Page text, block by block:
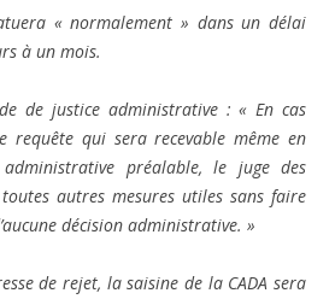
« normalement » dans un délai
à un mois.
de justice administrative :« En cas
requête qui sera recevable même en
administrative préalable, le juge des
autres mesures utiles sans faire
décision administrative. »
de rejet, la saisine de la CADA sera